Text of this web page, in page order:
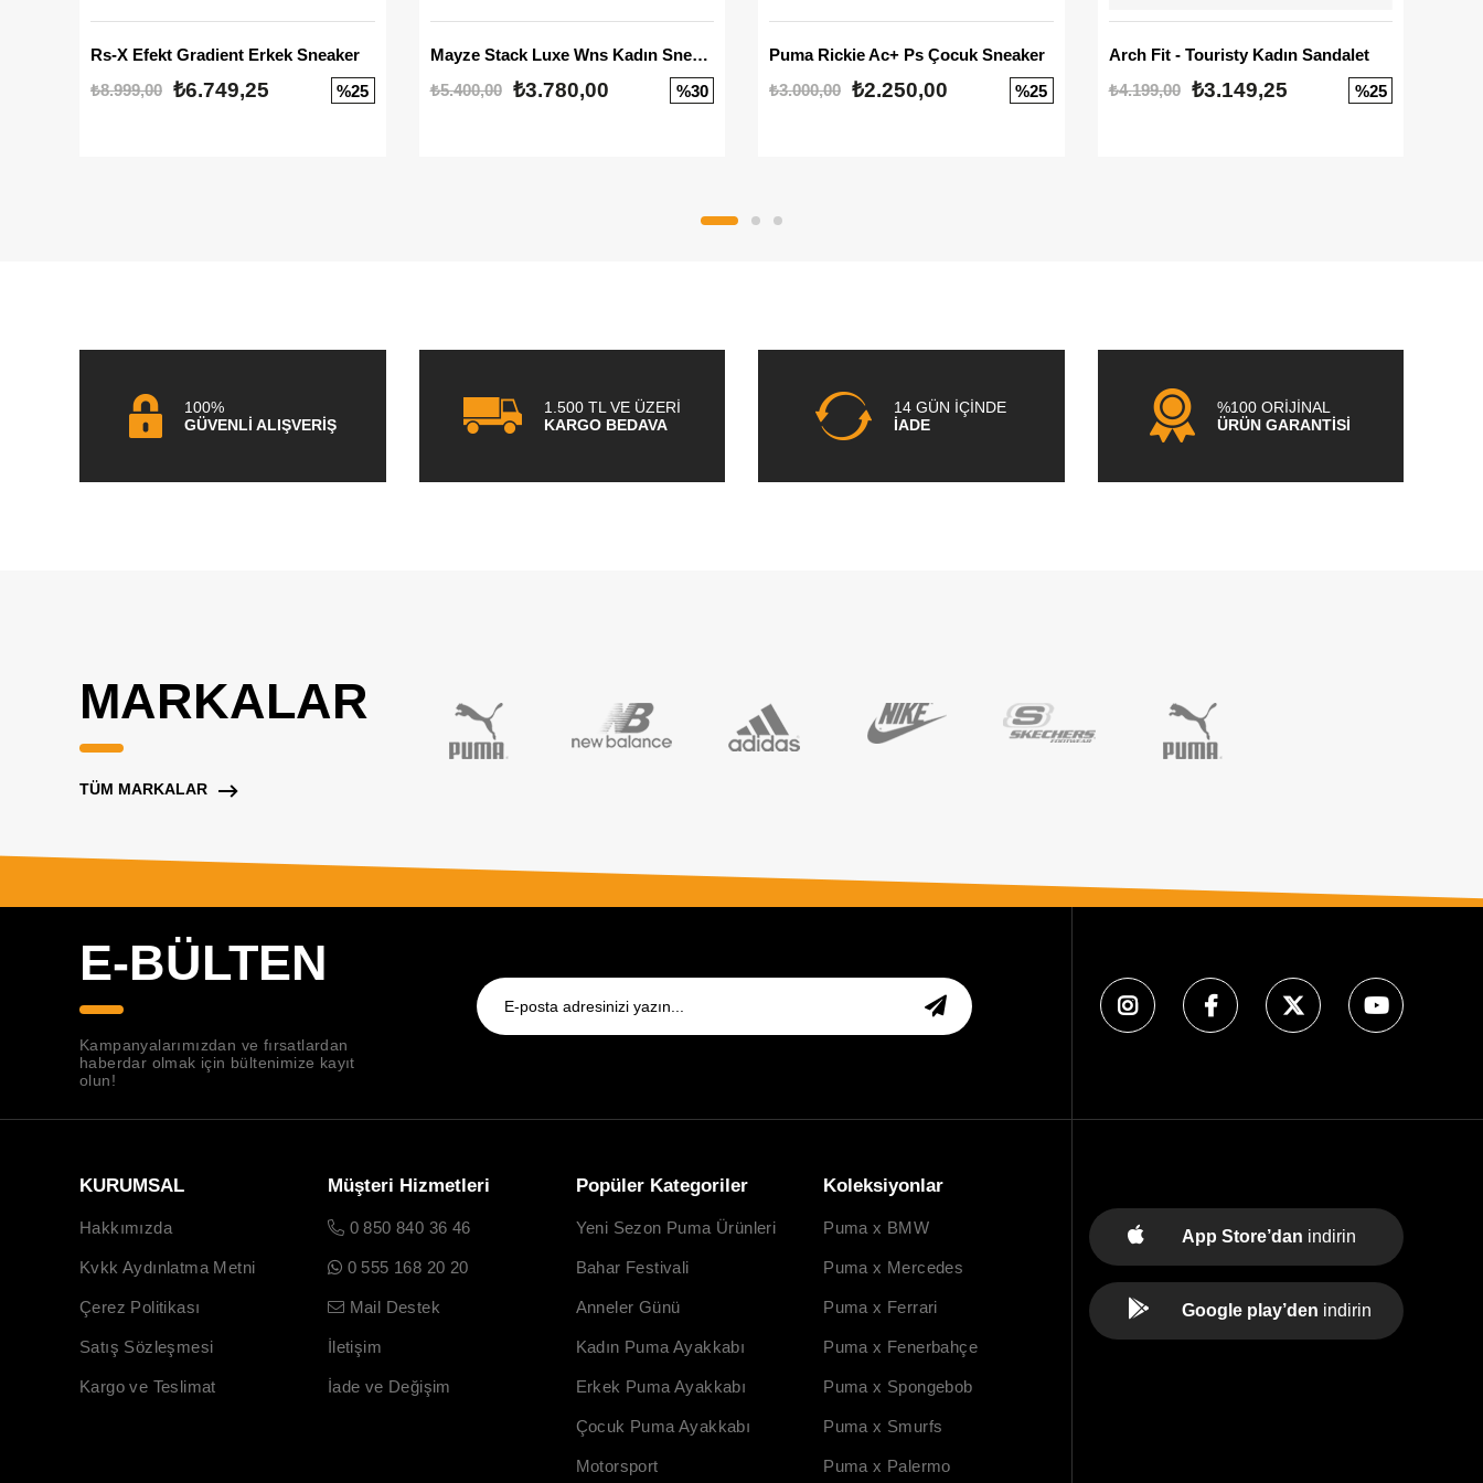
Rs-X Efekt Gradient Erkek Sneaker
₺8.999,00 ₺6.749,25 %25
Mayze Stack Luxe Wns Kadın Sneaker
₺5.400,00
₺3.780,00 %30
Puma Rickie Ac+ Ps Çocuk Sneaker
₺3.000,00 ₺2.250,00 %25
Arch Fit - Touristy Kadın Sandalet
₺4.199,00
₺3.149,25 %25
100%
GÜVENLİ ALIŞVERİŞ
1.500 TL VE ÜZERİ
KARGO BEDAVA
14 GÜN İÇİNDE
İADE
%100 ORİJİNAL
ÜRÜN GARANTİSİ
MARKALAR
TÜM MARKALAR
E-BÜLTEN
Kampanyalarımızdan ve fırsatlardan
haberdar olmak için bültenimize kayıt
olun!
KURUMSAL
Hakkımızda
Kvkk Aydınlatma Metni
Çerez Politikası
Satış Sözleşmesi
Kargo ve Teslimat
Müşteri Hizmetleri
0 850 840 36 46
0 555 168 20 20
Mail Destek
İletişim
İade ve Değişim
Popüler Kategoriler
Yeni Sezon Puma Ürünleri
Bahar Festivali
Anneler Günü
Kadın Puma Ayakkabı
Erkek Puma Ayakkabı
Çocuk Puma Ayakkabı
Motorsport
Koleksiyonlar
Puma x BMW
Puma x Mercedes
Puma x Ferrari
Puma x Fenerbahçe
Puma x Spongebob
Puma x Smurfs
Puma x Palermo
App Store’dan indirin
Google play’den indirin